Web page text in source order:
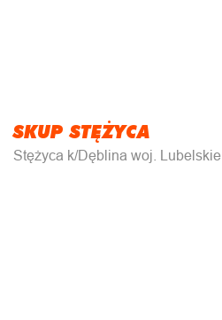
SKUP STĘŻYCA
Stężyca k/Dęblina woj. Lubelskie